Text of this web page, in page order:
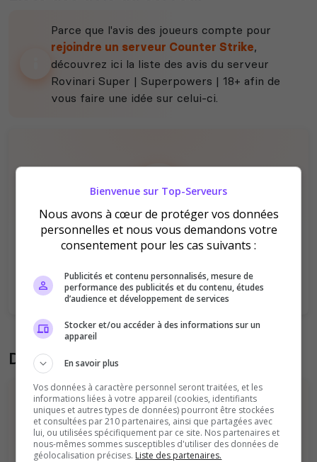
Parce que l'avis des joueurs compte pour
rejoindre un serveur Counter Strike,
découvrez ici la liste des avis du serveur
Rovinari Super | Superpowers | 18+ afin de
vous faire une idée sur celui-ci.
Il n'y a pas encore d'avis sur ce serveur.
Qualité
Staff du serveur
Donner son avis sur le serveur
Bienvenue sur Top-Serveurs
Nous avons à cœur de protéger vos données
personnelles et nous vous demandons votre
consentement pour les cas suivants :
Publicités et contenu personnalisés, mesure de
performance des publicités et du contenu, études
d’audience et développement de services
Stocker et/ou accéder à des informations sur un
appareil
En savoir plus
Vos données à caractère personnel seront traitées, et les
informations liées à votre appareil (cookies, identifiants
uniques et autres types de données) pourront être stockées
et consultées par 210 partenaires, ainsi que partagées avec
lui, ou utilisées spécifiquement par ce site. Nos partenaires et
nous-mêmes sommes susceptibles d'utiliser des données de
géolocalisation précises. Liste des partenaires.